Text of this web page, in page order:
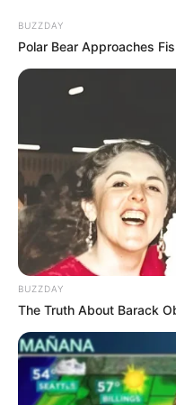
Fail! 10 Potret
Dimasak yang
Nggak Selera
10 Pose Manekin
Mainstream yang
Banget
BUZZDAY
Polar Bear Approaches
BUZZDAY
The Truth About Barack